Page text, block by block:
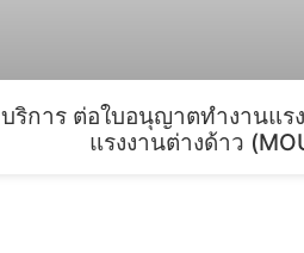
บริการ ต่อใบอนุญาตทำงานแร
แรงงานต่างด้าว